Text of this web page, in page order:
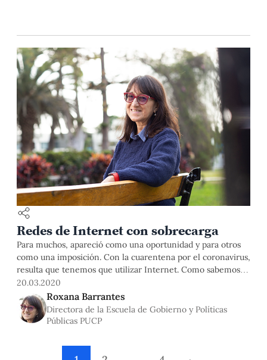
Redes de Internet con sobrecarga
Para muchos, apareció como una oportunidad y para otros
como una imposición. Con la cuarentena por el coronavirus,
resulta que tenemos que utilizar Internet. Como sabemos,
podemos acceder a él desde nuestros terminales móviles,
las computadoras portátiles o aquellas de escritorio. En
cualquier caso, requerimos de una conexión a la red, sea
por cables o
20.03.2020
Roxana Barrantes
Directora de la Escuela de Gobierno y Políticas
Públicas PUCP